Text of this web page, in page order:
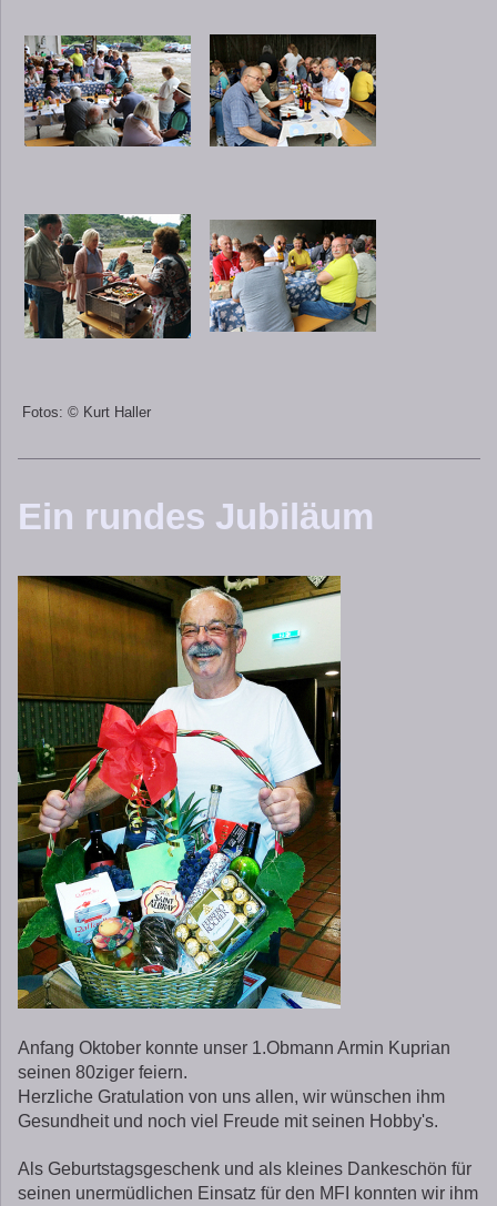
Fotos: © Kurt Haller
Ein rundes Jubiläum
Anfang Oktober konnte unser 1.Obmann Armin Kuprian
seinen 80ziger feiern.
Herzliche Gratulation von uns allen, wir wünschen ihm
Gesundheit und noch viel Freude mit seinen Hobby's.
Als Geburtstagsgeschenk und als kleines Dankeschön für
seinen unermüdlichen Einsatz für den MFI konnten wir ihm